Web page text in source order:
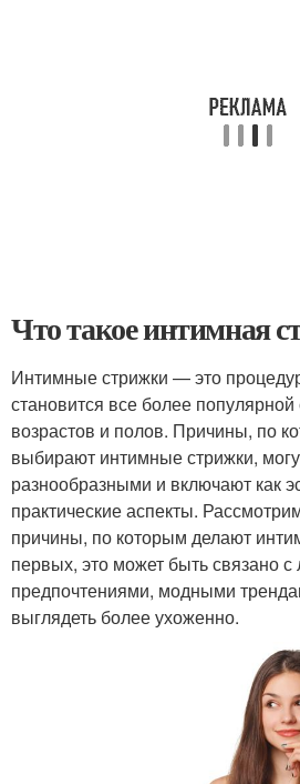
Что такое интимная
Интимные стрижки — это
становится все более
возрастов и полов. Причины, по
выбирают интимные стрижки,
разнообразными и включают как
практические аспекты.
причины, по которым делают
первых, это может быть связано
предпочтениями, модными
выглядеть более ухоженно.